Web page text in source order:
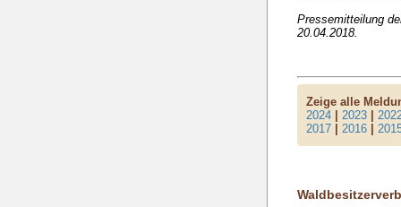
Pressemitteilung
20.04.2018.
Zeige alle
2024 |2023 |
2017 |2016 |